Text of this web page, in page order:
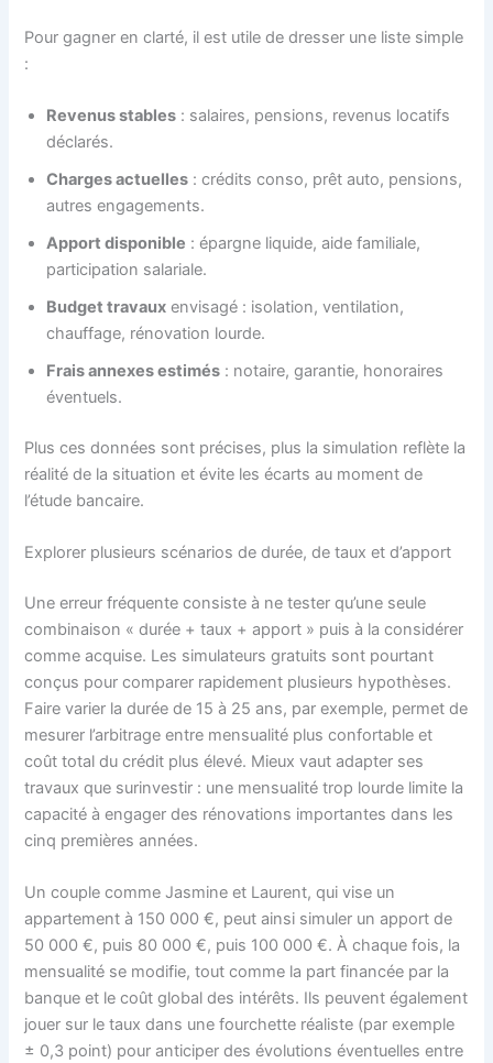
Pour gagner en clarté, il est utile de dresser une liste simple
:
Revenus stables : salaires, pensions, revenus locatifs
déclarés.
Charges actuelles : crédits conso, prêt auto, pensions,
autres engagements.
Apport disponible : épargne liquide, aide familiale,
participation salariale.
Budget travaux envisagé : isolation, ventilation,
chauffage, rénovation lourde.
Frais annexes estimés : notaire, garantie, honoraires
éventuels.
Plus ces données sont précises, plus la simulation reflète la
réalité de la situation et évite les écarts au moment de
l’étude bancaire.
Explorer plusieurs scénarios de durée, de taux et d’apport
Une erreur fréquente consiste à ne tester qu’une seule
combinaison « durée + taux + apport » puis à la considérer
comme acquise. Les simulateurs gratuits sont pourtant
conçus pour comparer rapidement plusieurs hypothèses.
Faire varier la durée de 15 à 25 ans, par exemple, permet de
mesurer l’arbitrage entre mensualité plus confortable et
coût total du crédit plus élevé. Mieux vaut adapter ses
travaux que surinvestir : une mensualité trop lourde limite la
capacité à engager des rénovations importantes dans les
cinq premières années.
Un couple comme Jasmine et Laurent, qui vise un
appartement à 150 000 €, peut ainsi simuler un apport de
50 000 €, puis 80 000 €, puis 100 000 €. À chaque fois, la
mensualité se modifie, tout comme la part financée par la
banque et le coût global des intérêts. Ils peuvent également
jouer sur le taux dans une fourchette réaliste (par exemple
± 0,3 point) pour anticiper des évolutions éventuelles entre